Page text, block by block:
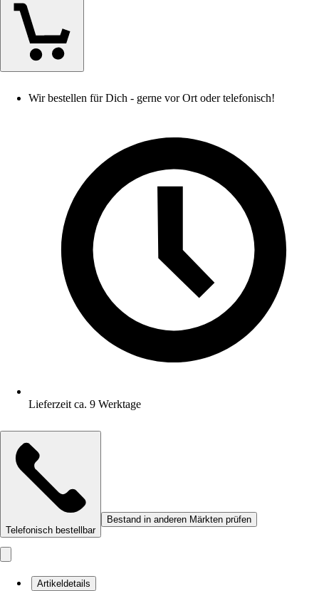
Wir bestellen für Dich - gerne vor Ort oder telefonisch!
Lieferzeit ca. 9 Werktage
Telefonisch bestellbar
Bestand in anderen Märkten prüfen
Artikeldetails